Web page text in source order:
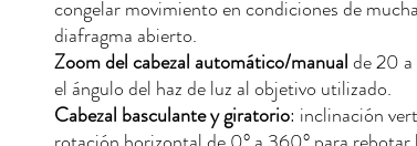
congelar movimiento en condiciones de
diafragma abierto.
Zoom del cabezal automático/manualde 20
el ángulo del haz de luz al objetivo utilizado.
Cabezal basculante y giratorio: inclinación